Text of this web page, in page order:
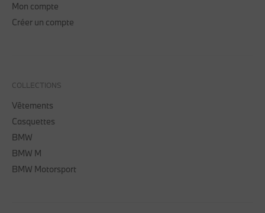
Mon compte
Créer un compte
COLLECTIONS
Vêtements
Casquettes
BMW
BMW M
BMW Motorsport